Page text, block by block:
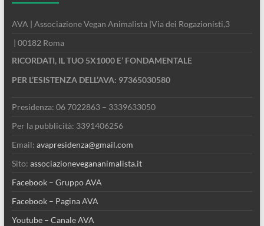
AVA | Associazione Vegan Animalista |Via dei Rogazionisti,3
| 00182 Roma
RICORDATI, IL TUO 5X1000 E’ FONDAMENTALE
PER L’ESISTENZA DELL’AVA: 97365030580
Presidenza: 06 7022863 – 3339633050
Per la pubblicità: 3391406256
Email: avapresidenza@gmail.com
Sito: associazionevegananimalista.it
Facebook – Gruppo AVA
Facebook – Pagina AVA
Youtube – Canale AVA